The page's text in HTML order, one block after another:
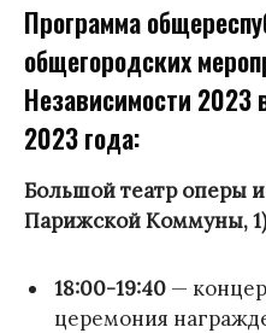
Программа
общегородских
Независимости
2023 года:
Большой театр оперы
Парижской Коммуны, 1)
18:00-19:40 —
церемония